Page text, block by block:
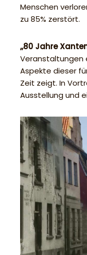
Menschen
zu 85% zerstört.
,,80 Jahre
Veranstaltungen
Aspekte dieser
Zeit zeigt. In
Ausstellung und